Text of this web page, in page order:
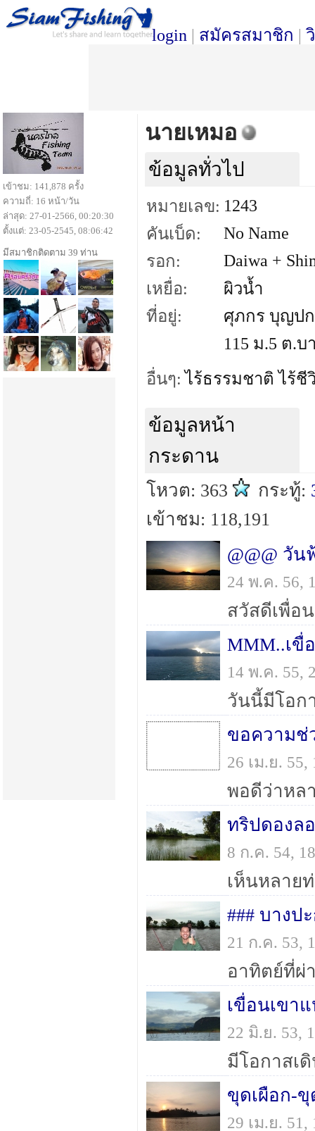
login | สมัครสมาชิก |
นายเหมอ
ข้อมูลทั่วไป
หมายเลข: 1243
คันเบ็ด:
No Name
รอก:
Daiwa +
เหยื่อ:
ผิวน้ำ
ที่อยู่:
ศุภกร บุญปก
115 ม.5 ต.บ
อื่นๆ: ไร้ธรรมชาติ ไร้ชี
ข้อมูลหน้า
กระดาน
โหวต: 363 กระทู้:
เข้าชม: 118,191
24 พ.ค. 56,
MMM..เขื่
14 พ.ค. 55,
26 เม.ย.
ทริปดองล
8 ก.ค. 54,
### บางป
21 ก.ค. 53,
เขื่อนเขา
22 มิ.ย. 53,
ขุดเผือก-
29 เม.ย.
เข้าชม: 141,878 ครั้ง
ความถี่: 16 หน้า/วัน
ล่าสุด: 27-01-2566, 00:20:30
ตั้งแต่: 23-05-2545, 08:06:42
มีสมาชิกติดตาม 39 ท่าน